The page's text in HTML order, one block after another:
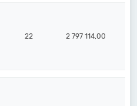
22 2 797 114,00